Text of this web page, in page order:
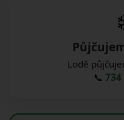
Lodě
📞734